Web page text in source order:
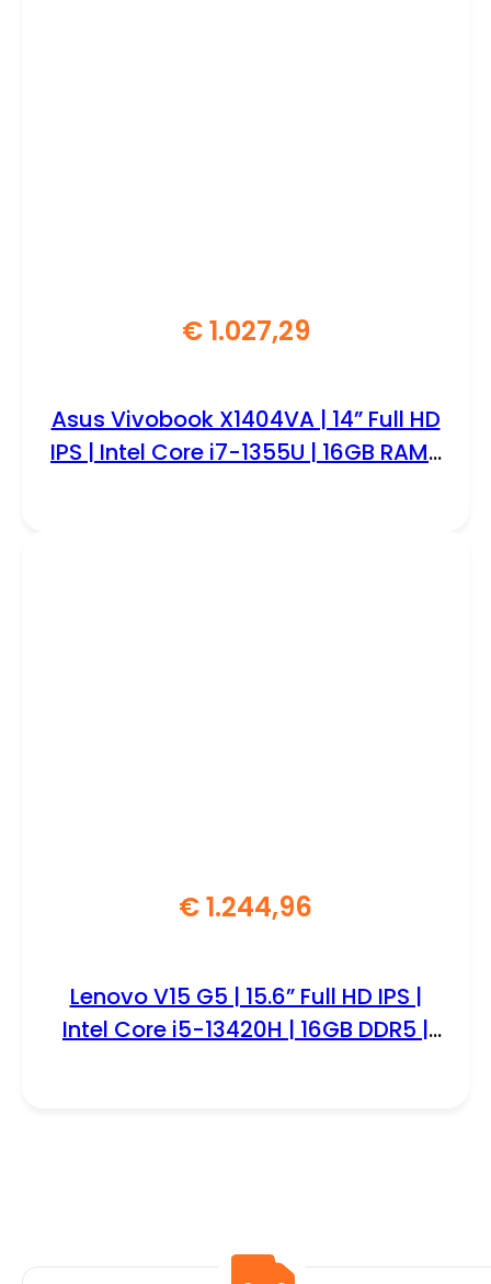
€1.027,29
Asus Vivobook X1404VA | 14” Full HD
IPS | Intel Core i7-1355U | 16GB RAM |
€1.244,96
Lenovo V15 G5 | 15.6” Full HD IPS |
Intel Core i5-13420H | 16GB DDR5 |